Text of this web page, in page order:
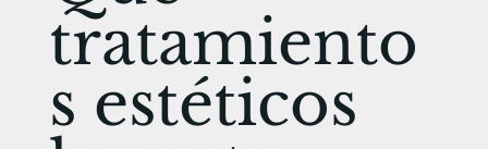
tratamiento
s estéticos